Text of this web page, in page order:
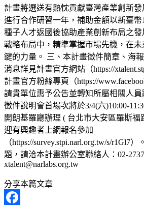
計畫將選送有熱忱貢獻臺灣產業創新
進行合作研習一年，補助金額以新臺
種子人才返國後協助產業創新布局之
戰略布局中，精準掌握市場先機，在
鍵的力量。 三、本計畫徵件簡章、海
消息詳見計畫官方網站（https://
計畫官方粉絲專頁（https://
請貴單位惠予公告並轉知所屬相關人
徵件說明會首場次將於3/4(六)10:00-
開朗基羅廳辦理 ( 台北市大安區羅斯福
迎有興趣者上網報名參加
（https://survey.stpi.narl.org.tw/s/r1Gl7
題，請洽本計畫辦公室聯絡人：02-
xtalent@narlabs.org.tw
分享本篇文章